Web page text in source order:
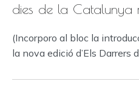
dies de la Catalunya
(Incorporo al bloc la
la nova edició d’Els Darrers